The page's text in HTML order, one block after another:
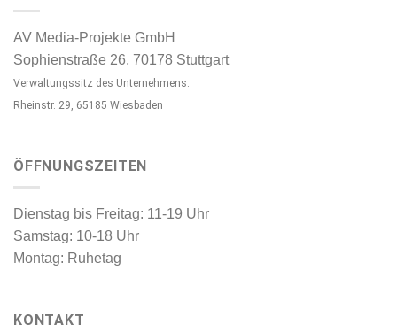
AV Media-Projekte GmbH
Sophienstraße 26, 70178 Stuttgart
Verwaltungssitz des Unternehmens:
Rheinstr. 29, 65185 Wiesbaden
ÖFFNUNGSZEITEN
Dienstag bis Freitag: 11-19 Uhr
Samstag: 10-18 Uhr
Montag: Ruhetag
KONTAKT